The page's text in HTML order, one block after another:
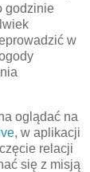
godzinie
w
oglądać na
, w aplikacji
relacji
się z misją